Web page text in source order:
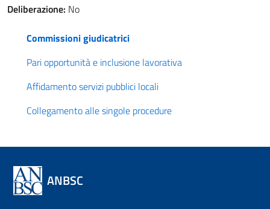
Deliberazione: No
Commissioni giudicatrici
Pari opportunità e inclusione lavorativa
Affidamento servizi pubblici locali
Collegamento alle singole procedure
ANBSC